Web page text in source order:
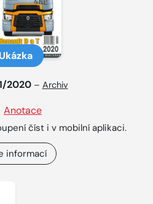
Ukázka
2020 – Archiv
Anotace
číst i v mobilní aplikaci.
informací